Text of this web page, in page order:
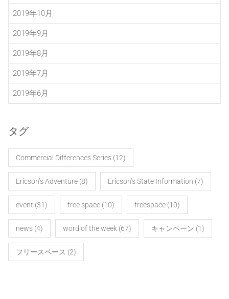
2019年10月
2019年9月
2019年8月
2019年7月
2019年6月
タグ
Commercial Differences Series(12)
Ericson’s Adventure(8) Ericson’s State Information (7)
event (31) free space(10) freespace(10)
news(4) word of the week(67) キャンペーン (1)
フリースペース (2)